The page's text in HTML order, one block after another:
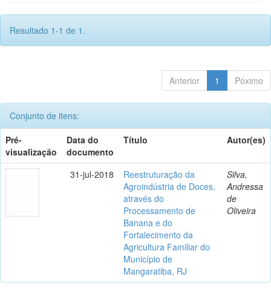
Resultado 1-1 de 1.
Anterior 1 Póximo
Conjunto de itens:
Pré-
visualização
Data do
documento
Título Autor(es)
31-jul-2018
Reestruturação da
Agroindústria de Doces,
através do
Processamento de
Banana e do
Fortalecimento da
Agricultura Familiar do
Município de
Mangaratiba, RJ
Silva,
Andressa
de
Oliveira